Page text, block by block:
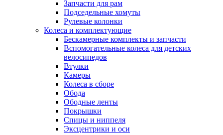
Запчасти для рам
Подседельные хомуты
Рулевые колонки
Колеса и комплектующие
Бескамерные комплекты и запчасти
Вспомогательные колеса для детских
велосипедов
Втулки
Камеры
Колеса в сборе
Обода
Ободные ленты
Покрышки
Спицы и ниппеля
Эксцентрики и оси